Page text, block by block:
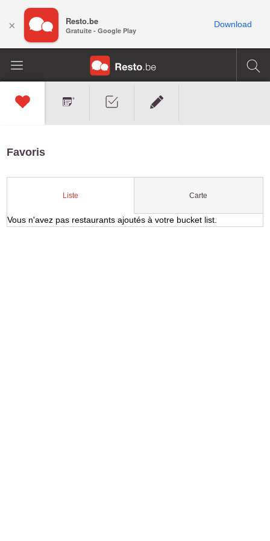
Favoris
Liste Carte
Vous n'avez pas restaurants ajoutés à votre bucket list.
× Resto.be
Gratuite - Google Play
Download